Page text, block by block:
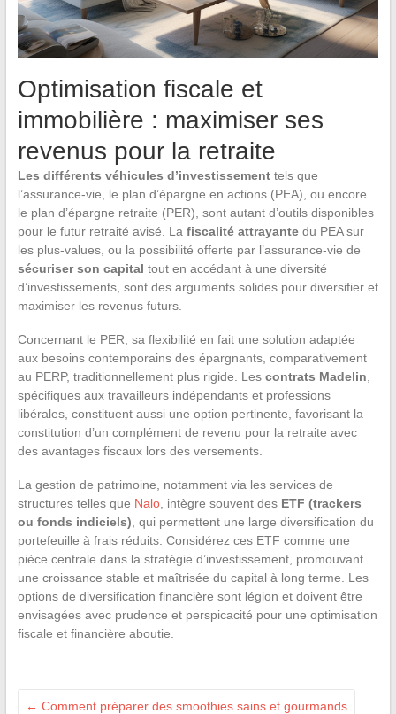
Optimisation fiscale et
immobilière : maximiser ses
revenus pour la retraite
Les différents véhicules d’investissementtels que
l’assurance-vie, le plan d’épargne en actions (PEA), ou encore
le plan d’épargne retraite (PER), sont autant d’outils disponibles
pour le futur retraité avisé. La fiscalité attrayantedu PEA sur
les plus-values, ou la possibilité offerte par l’assurance-vie de
sécuriser son capital tout en accédant à une diversité
d’investissements, sont des arguments solides pour diversifier et
maximiser les revenus futurs.
Concernant le PER, sa flexibilité en fait une solution adaptée
aux besoins contemporains des épargnants, comparativement
au PERP, traditionnellement plus rigide. Les contrats Madelin,
spécifiques aux travailleurs indépendants et professions
libérales, constituent aussi une option pertinente, favorisant la
constitution d’un complément de revenu pour la retraite avec
des avantages fiscaux lors des versements.
La gestion de patrimoine, notamment via les services de
structures telles que Nalo, intègre souvent des ETF (trackers
ou fonds indiciels), qui permettent une large diversification du
portefeuille à frais réduits. Considérez ces ETF comme une
pièce centrale dans la stratégie d’investissement, promouvant
une croissance stable et maîtrisée du capital à long terme. Les
options de diversification financière sont légion et doivent être
envisagées avec prudence et perspicacité pour une optimisation
fiscale et financière aboutie.
← Comment préparer des smoothies sains et gourmands